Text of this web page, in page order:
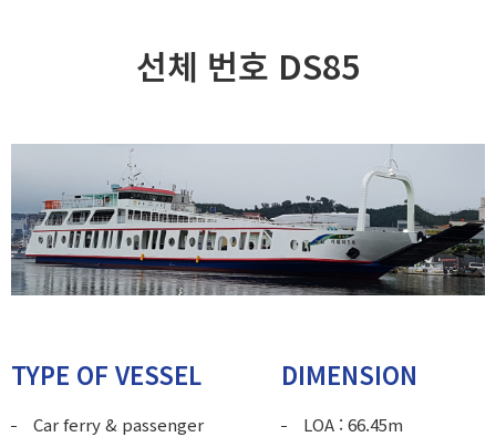
페리
선체 번호 DS85
TYPE OF VESSEL
Car ferry & passenger
DIMENSION
LOA : 66.45m